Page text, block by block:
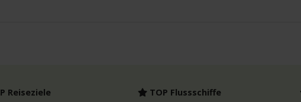
Reiseziele
TOP Flussschiffe